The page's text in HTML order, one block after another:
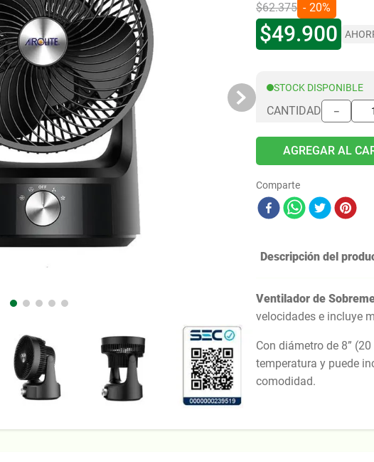
$62.375 20%
$49.900
STOCK DISPONIBLE
CANTIDAD －
AGREGAR AL
Comparte
Descripción del
Ventilador de
velocidades e incluye
Con diámetro de 8”
temperatura y puede
comodidad.